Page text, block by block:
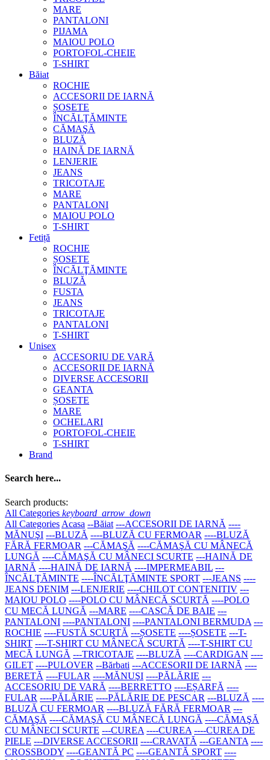
MARE
PANTALONI
PIJAMA
MAIOU POLO
PORTOFOL-CHEIE
T-SHIRT
Băiat
ROCHIE
ACCESORII DE IARNĂ
ȘOSETE
ÎNCĂLŢĂMINTE
CĂMAŞĂ
BLUZĂ
HAINĂ DE IARNĂ
LENJERIE
JEANS
TRICOTAJE
MARE
PANTALONI
MAIOU POLO
T-SHIRT
Fetiță
ROCHIE
ȘOSETE
ÎNCĂLŢĂMINTE
BLUZĂ
FUSTA
JEANS
TRICOTAJE
PANTALONI
T-SHIRT
Unisex
ACCESORIU DE VARĂ
ACCESORII DE IARNĂ
DIVERSE ACCESORII
GEANTA
ȘOSETE
MARE
OCHELARI
PORTOFOL-CHEIE
T-SHIRT
Brand
Search here...
Search products:
All Categories keyboard_arrow_down
All Categories Acasa --Băiat ---ACCESORII DE IARNĂ ----
MĂNUŞI ---BLUZĂ ----BLUZĂ CU FERMOAR ----BLUZĂ
FĂRĂ FERMOAR ---CĂMAŞĂ ----CĂMAŞĂ CU MÂNECĂ
LUNGĂ ----CĂMAŞĂ CU MÂNECI SCURTE ---HAINĂ DE
IARNĂ ----HAINĂ DE IARNĂ ----IMPERMEABIL ---
ÎNCĂLŢĂMINTE ----ÎNCĂLŢĂMINTE SPORT ---JEANS ----
JEANS DENIM ---LENJERIE ----CHILOT CONTENITIV ---
MAIOU POLO ----POLO CU MÂNECĂ SCURTĂ ----POLO
CU MECĂ LUNGĂ ---MARE ----CASCĂ DE BAIE ---
PANTALONI ----PANTALONI ----PANTALONI BERMUDA ---
ROCHIE ----FUSTĂ SCURTĂ ---ȘOSETE ----ȘOSETE ---T-
SHIRT ----T-SHIRT CU MÂNECĂ SCURTĂ ----T-SHIRT CU
MECĂ LUNGĂ ---TRICOTAJE ----BLUZĂ ----CARDIGAN ----
GILET ----PULOVER --Bărbati ---ACCESORII DE IARNĂ ----
BERETĂ ----FULAR ----MĂNUŞI ----PĂLĂRIE ---
ACCESORIU DE VARĂ ----BERRETTO ----EȘARFĂ ----
FULAR ----PĂLĂRIE ----PĂLĂRIE DE PESCAR ---BLUZĂ ----
BLUZĂ CU FERMOAR ----BLUZĂ FĂRĂ FERMOAR ---
CĂMAŞĂ ----CĂMAŞĂ CU MÂNECĂ LUNGĂ ----CĂMAŞĂ
CU MÂNECI SCURTE ---CUREA ----CUREA ----CUREA DE
PIELE ---DIVERSE ACCESORII ----CRAVATĂ ---GEANTA ----
CROSSBODY ----GEANTĂ PC ----GEANTĂ SPORT ----